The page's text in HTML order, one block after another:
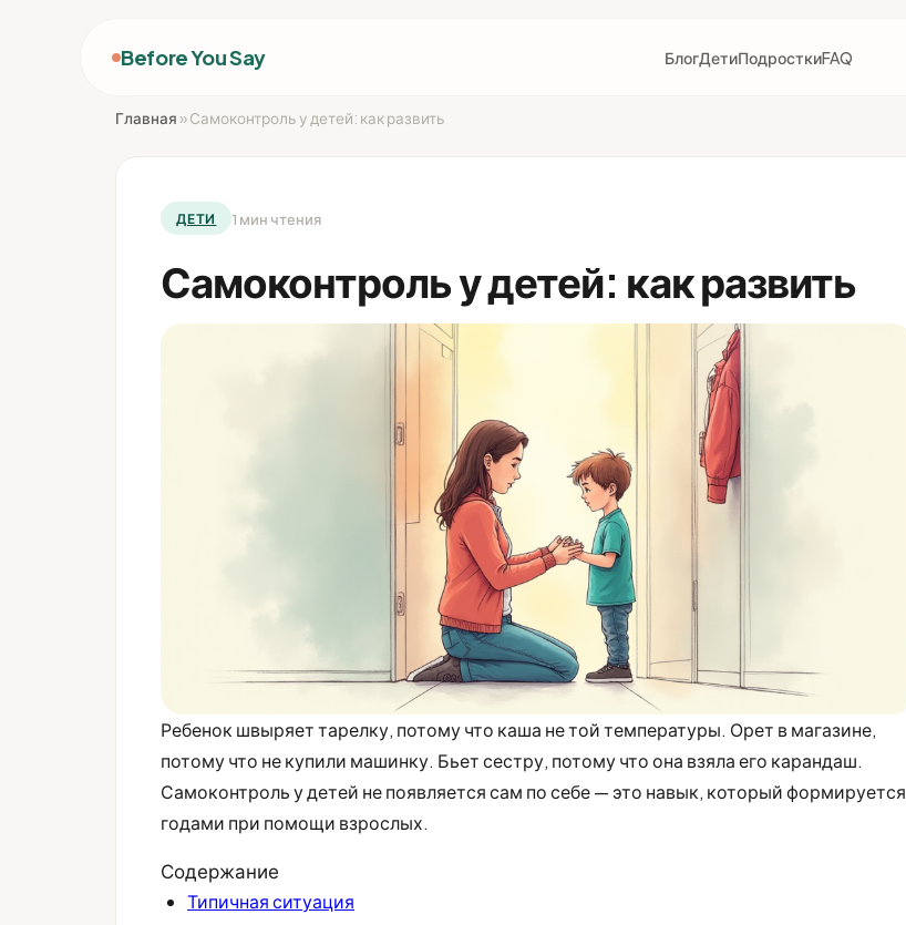
Before You Say БлогДетиПодросткиFAQ
Главная »Самоконтроль у детей: как развить
ДЕТИ 1 мин чтения
Самоконтроль у детей: как развить
Ребенок швыряет тарелку, потому что каша не той температуры. Орет в магазине,
потому что не купили машинку. Бьет сестру, потому что она взяла его карандаш.
Самоконтроль у детей не появляется сам по себе — это навык, который формируется
годами при помощи взрослых.
Содержание
Типичная ситуация